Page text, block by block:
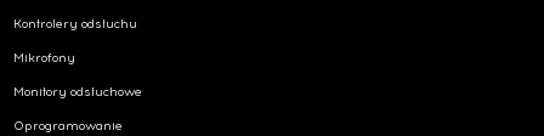
Kontrolery odsłuchu
Mikrofony
Monitory odsłuchowe
Oprogramowanie